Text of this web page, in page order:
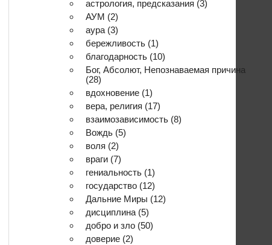
астрология, предсказания (3)
АУМ (2)
аура (3)
бережливость (1)
благодарность (10)
Бог, Абсолют, Непознаваемая причина
(28)
вдохновение (1)
вера, религия (17)
взаимозависимость (8)
Вождь (5)
воля (2)
враги (7)
гениальность (1)
государство (12)
Дальние Миры (12)
дисциплина (5)
добро и зло (50)
доверие (2)